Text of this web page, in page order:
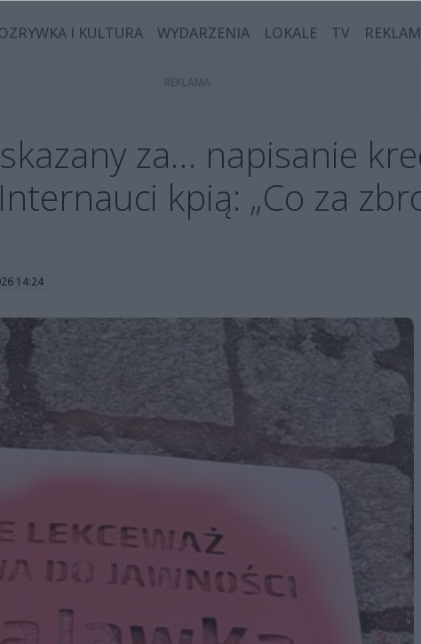
I KULTURA WYDARZENIA LOKALE TV
za… napisanie
kpią: „Co za
14:24